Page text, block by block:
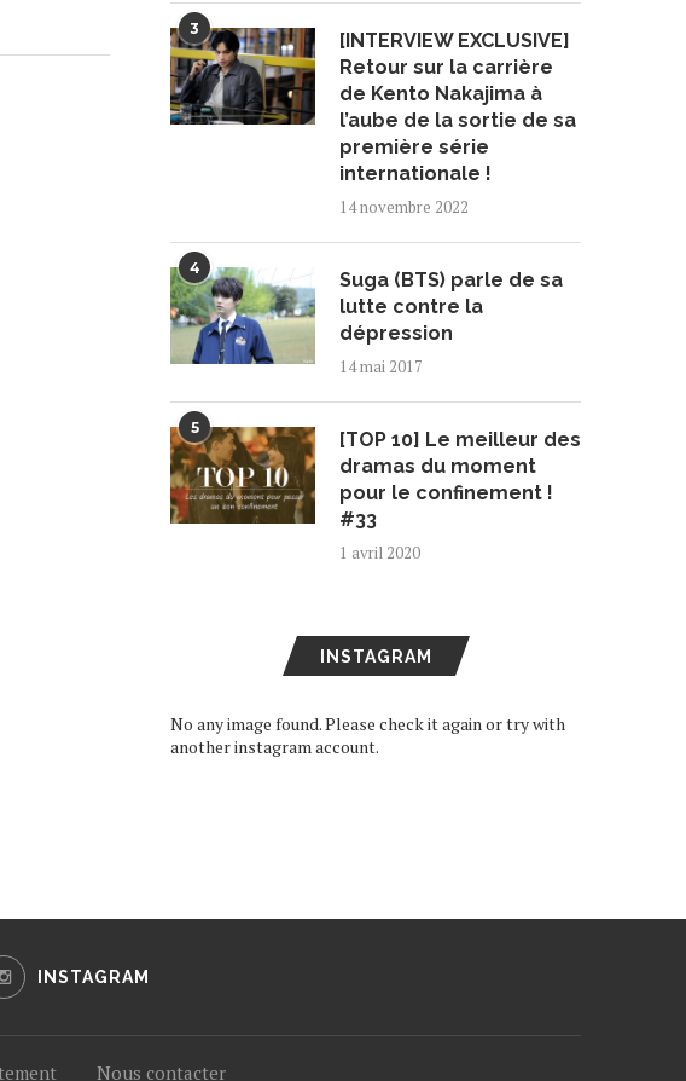
3
[INTERVIEW EXCLUSIVE]
Retour sur la carrière
de Kento Nakajima à
l’aube de la sortie de sa
première série
internationale !
14 novembre 2022
4
Suga (BTS) parle de sa
lutte contre la
dépression
14 mai 2017
5
[TOP 10] Le meilleur des
dramas du moment
pour le confinement !
#33
1 avril 2020
INSTAGRAM
No any image found. Please check it again or try with
another instagram account.
INSTAGRAM
Nous contacter